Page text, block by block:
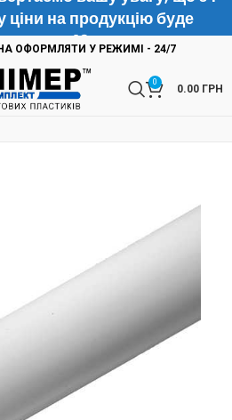
ОФОРМЛЯТИ У РЕЖИМІ - 24/7
0
0.00 ГРН
ціни на продукцію буде
на 10%